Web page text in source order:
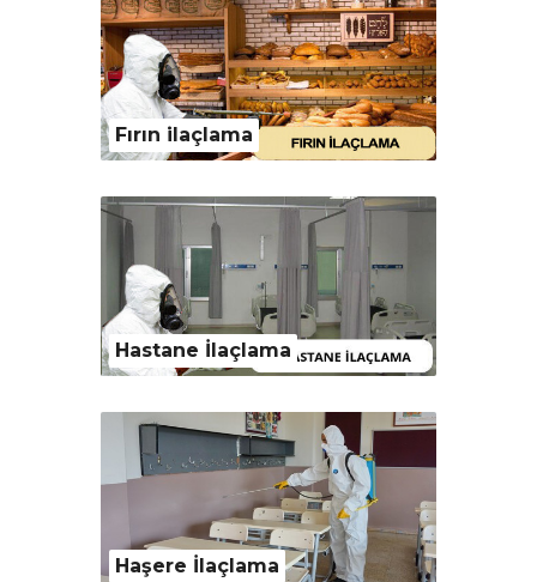
Fırın ilaçlama
Hastane İlaçlama
Haşere İlaçlama